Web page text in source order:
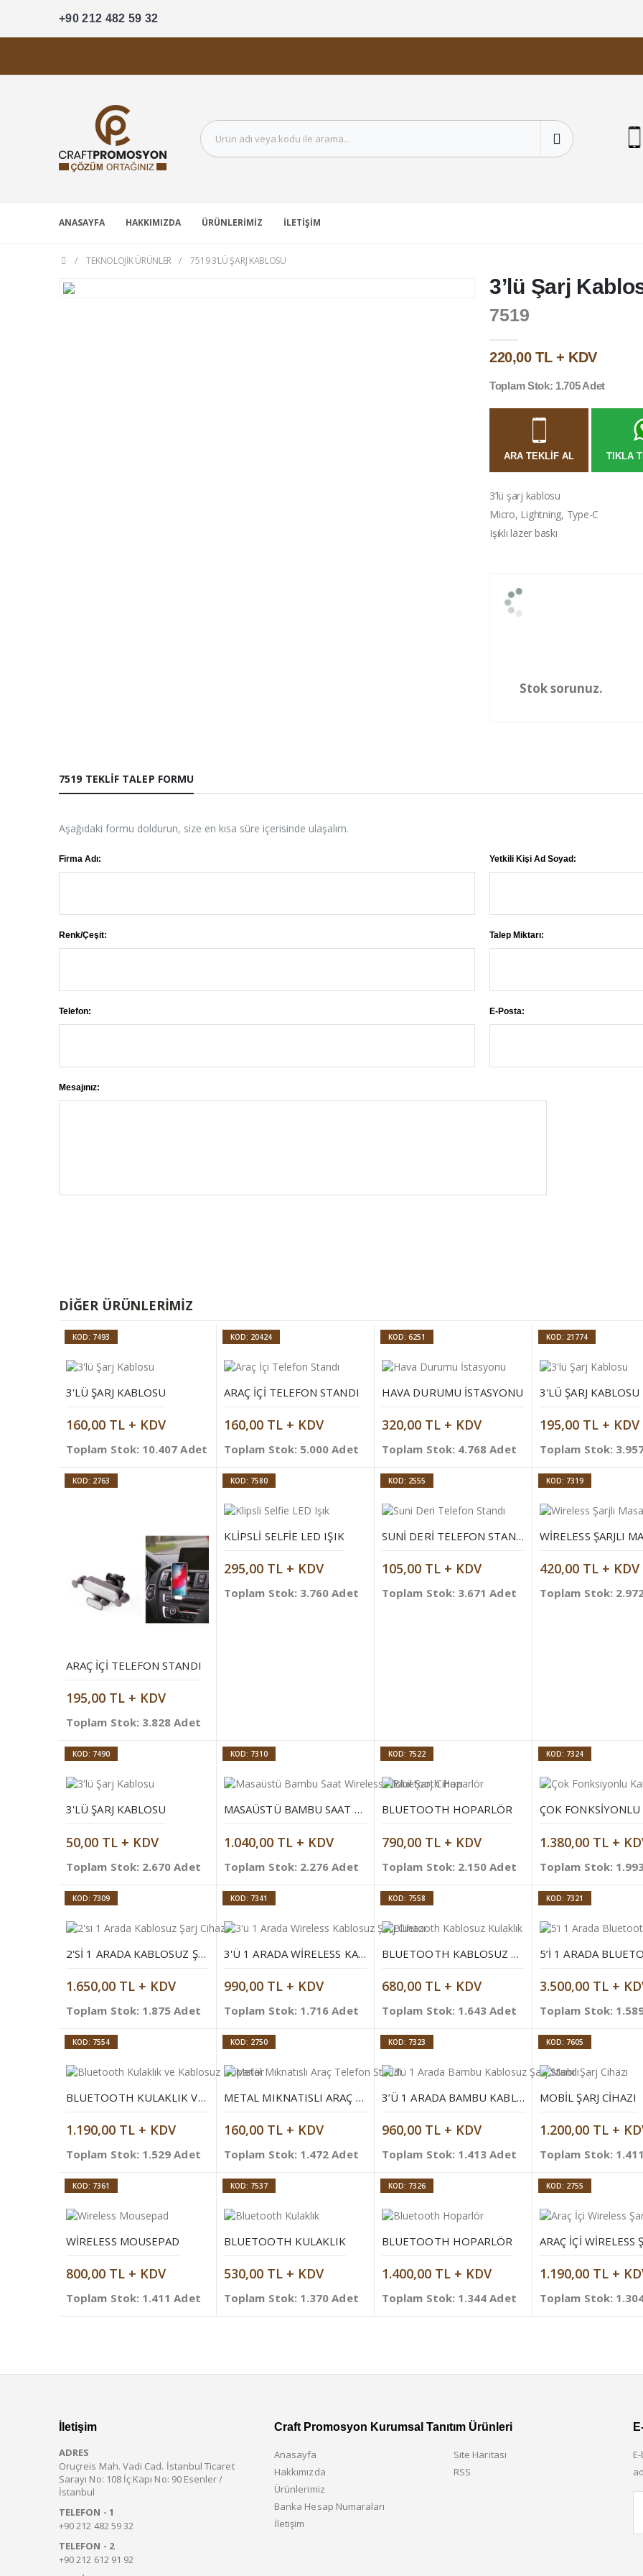
+90 212 482 59 32
ANASAYFA HAKKIMIZDA ÜRÜNLERIMIZ İLETIŞIM
TEKNOLOJIK ÜRÜNLER 7519 3’LÜ ŞARJ KABLOSU
3’lü Şarj
7519
220,00 TL + KDV
Toplam Stok: 1.705 Adet
ARA TEKLIF AL TIKLA
3’lü şarj kablosu
Micro, Lightning, Type-C
Işıklı lazer baskı
Stok sorunuz.
7519 TEKLIF TALEP FORMU
Aşağıdaki formu doldurun, size en kısa süre içerisinde ulaşalım.
Firma Adı: Yetkili Kişi Ad Soyad:
Renk/Çeşit: Talep Miktarı:
Telefon: E-Posta:
Mesajınız:
DIĞER ÜRÜNLERIMIZ
KOD: 7493
3'LÜ ŞARJ KABLOSU
160,00 TL + KDV
Toplam Stok: 10.407 Adet
KOD: 20424
ARAÇ İÇI TELEFON STANDI
160,00 TL + KDV
Toplam Stok: 5.000 Adet
KOD: 6251
HAVA DURUMU İSTASYONU
320,00 TL + KDV
Toplam Stok: 4.768 Adet
KOD: 21774
3'LÜ ŞARJ KABLOSU
195,00 TL + KDV
Toplam Stok:
KOD: 2763
ARAÇ İÇI TELEFON STANDI
195,00 TL + KDV
Toplam Stok: 3.828 Adet
KOD: 7580
KLIPSLI SELFIE LED IŞIK
295,00 TL + KDV
Toplam Stok: 3.760 Adet
KOD: 2555
SUNI DERI TELEFON STANDI
105,00 TL + KDV
Toplam Stok: 3.671 Adet
KOD: 7319
420,00 TL + KDV
Toplam Stok:
KOD: 7490
3'LÜ ŞARJ KABLOSU
50,00 TL + KDV
Toplam Stok: 2.670 Adet
KOD: 7310
MASAÜSTÜ BAMBU SAAT WIRELESS MOBIL ŞARJ CIHAZI
1.040,00 TL + KDV
Toplam Stok: 2.276 Adet
KOD: 7522
BLUETOOTH HOPARLÖR
790,00 TL + KDV
Toplam Stok: 2.150 Adet
KOD: 7324
1.380,00 TL +
Toplam Stok:
KOD: 7309
2'SI 1 ARADA KABLOSUZ ŞARJ CIHAZI
1.650,00 TL + KDV
Toplam Stok: 1.875 Adet
KOD: 7341
3'Ü 1 ARADA WIRELESS KABLOSUZ ŞARJ CIHAZI
990,00 TL + KDV
Toplam Stok: 1.716 Adet
KOD: 7558
BLUETOOTH KABLOSUZ KULAKLIK
680,00 TL + KDV
Toplam Stok: 1.643 Adet
KOD: 7321
3.500,00 TL +
Toplam Stok:
KOD: 7554
BLUETOOTH KULAKLIK VE KABLOSUZ HOPARLÖR
1.190,00 TL + KDV
Toplam Stok: 1.529 Adet
KOD: 2750
METAL MIKNATISLI ARAÇ TELEFON STANDI
160,00 TL + KDV
Toplam Stok: 1.472 Adet
KOD: 7323
3’Ü 1 ARADA BAMBU KABLOSUZ ŞARJ STANDI
960,00 TL + KDV
Toplam Stok: 1.413 Adet
KOD: 7605
MOBIL ŞARJ CIHAZI
1.200,00 TL +
Toplam Stok:
KOD: 7361
WIRELESS MOUSEPAD
800,00 TL + KDV
Toplam Stok: 1.411 Adet
KOD: 7537
BLUETOOTH KULAKLIK
530,00 TL + KDV
Toplam Stok: 1.370 Adet
KOD: 7326
BLUETOOTH HOPARLÖR
1.400,00 TL + KDV
Toplam Stok: 1.344 Adet
KOD: 2755
1.190,00 TL +
Toplam Stok:
İletişim
ADRES
Oruçreis Mah. Vadi Cad. İstanbul Ticaret
Sarayı No: 108 İç Kapı No: 90 Esenler /
İstanbul
TELEFON - 1
+90 212 482 59 32
TELEFON - 2
+90 212 612 91 92
Craft Promosyon Kurumsal Tanıtım Ürünleri
Anasayfa
Hakkımızda
Ürünlerimiz
Banka Hesap Numaraları
İletişim
Site Haritası
RSS